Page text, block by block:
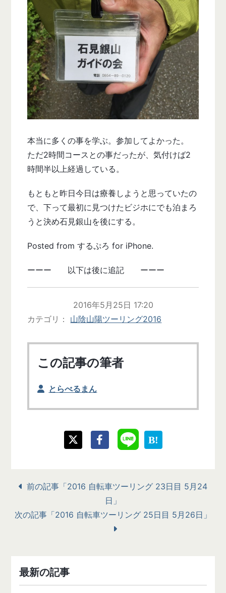
本当に多くの事を学ぶ。参加してよかった。
ただ2時間コースとの事だったが、気付けば2
時間半以上経過している。
もともと昨日今日は療養しようと思っていたの
で、下って最初に見つけたビジホにでも泊まろ
うと決め石見銀山を後にする。
Posted from するぷろ for iPhone.
ーーー 以下は後に追記 ーーー
2016年5月25日 17:20
カテゴリ
山陰山陽ツーリング2016
この記事の筆者
とらべるまん
前の記事「2016 自転車ツーリング 23日目 5月24
日」
次の記事「2016 自転車ツーリング 25日目 5月26日」
最新の記事